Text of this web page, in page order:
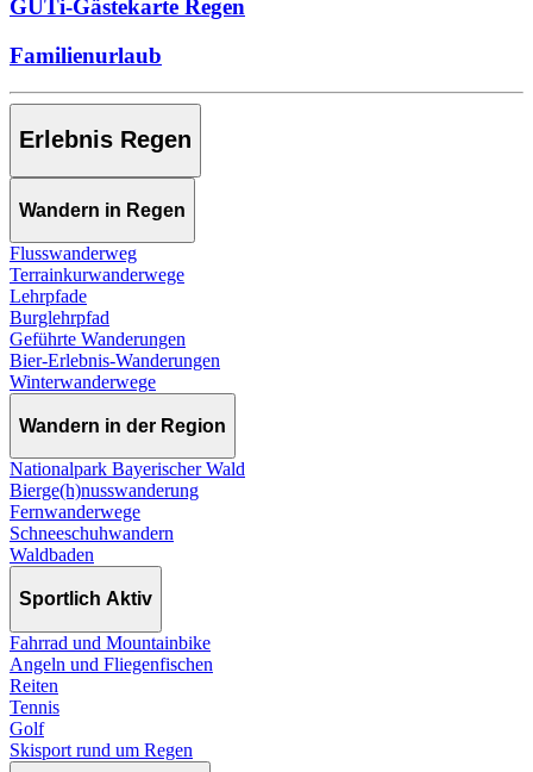
GUTi-Gästekarte Regen
Familienurlaub
Erlebnis Regen
Wandern in Regen
Flusswanderweg
Terrainkurwanderwege
Lehrpfade
Burglehrpfad
Geführte Wanderungen
Bier-Erlebnis-Wanderungen
Winterwanderwege
Wandern in der Region
Nationalpark Bayerischer Wald
Bierge(h)nusswanderung
Fernwanderwege
Schneeschuhwandern
Waldbaden
Sportlich Aktiv
Fahrrad und Mountainbike
Angeln und Fliegenfischen
Reiten
Tennis
Golf
Skisport rund um Regen